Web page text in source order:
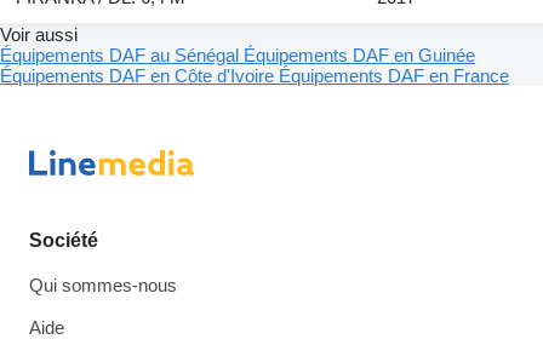
Voir aussi
Équipements DAF au Sénégal Équipements DAF en Guinée
Équipements DAF en Côte d'Ivoire Équipements DAF en France
Société
Qui sommes-nous
Aide